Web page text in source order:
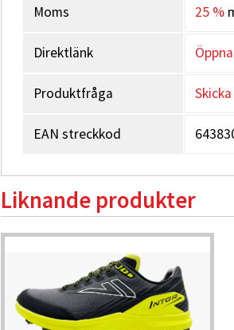
Moms 25 %
Direktlänk
Produktfråga
EAN streckkod
Liknande produkter